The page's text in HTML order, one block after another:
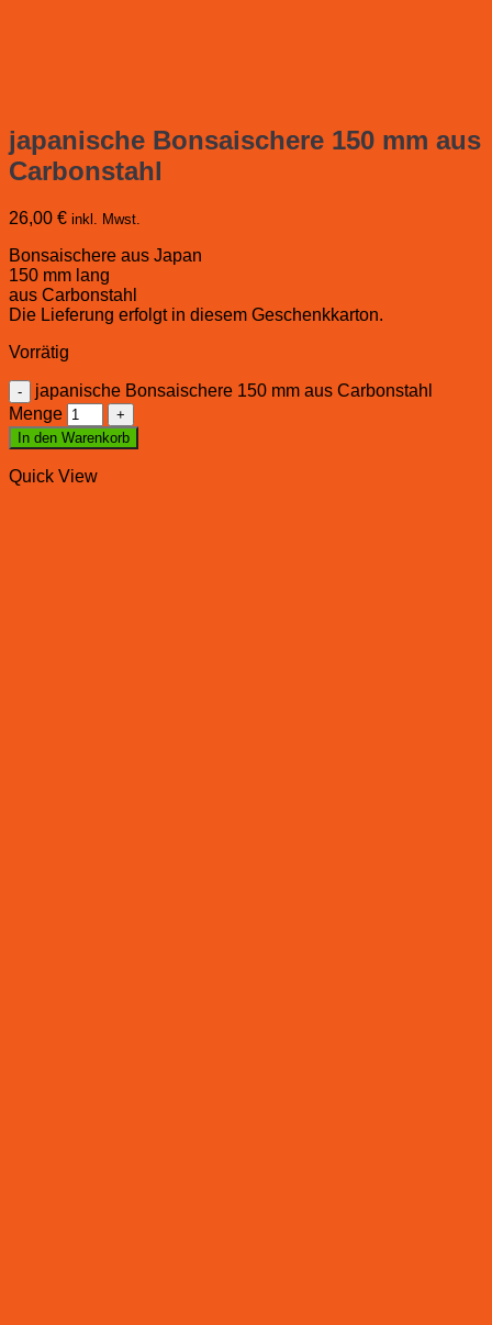
japanische Bonsaischere 150 mm aus
Carbonstahl
26,00 € inkl. Mwst.
Bonsaischere aus Japan
150 mm lang
aus Carbonstahl
Die Lieferung erfolgt in diesem Geschenkkarton.
Vorrätig
japanische Bonsaischere 150 mm aus Carbonstahl
Menge
In den Warenkorb
Quick View